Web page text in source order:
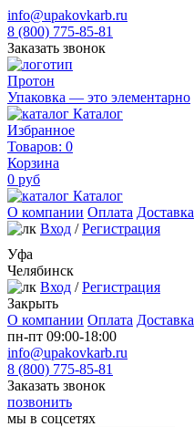
info@upakovkarb.ru
8 (800) 775-85-81
Заказать звонок
Протон
Упаковка — это элементарно
Каталог
Избранное
Товаров: 0
Корзина
0 руб
Каталог
О компании Оплата Доставка
Вход / Регистрация
Уфа
Челябинск
Вход / Регистрация
Закрыть
О компании Оплата Доставка
пн-пт 09:00-18:00
info@upakovkarb.ru
8 (800) 775-85-81
Заказать звонок
позвонить
мы в соцсетях